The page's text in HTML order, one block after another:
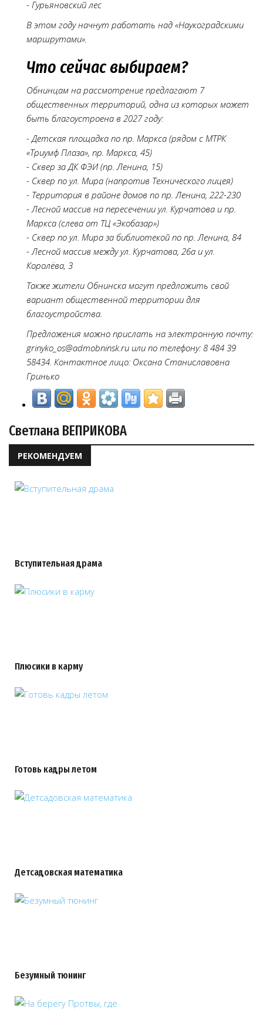
- Гурьяновский лес
В этом году начнут работать над «Наукоградскими
маршрутами».
Что сейчас выбираем?
Обнинцам на рассмотрение предлагают 7
общественных территорий, одна из которых может
быть благоустроена в 2027 году:
- Детская площадка по пр. Маркса (рядом с МТРК
«Триумф Плаза», пр. Маркса, 45)
- Сквер за ДК ФЭИ (пр. Ленина, 15)
- Сквер по ул. Мира (напротив Технического лицея)
- Территория в районе домов по пр. Ленина, 222-230
- Лесной массив на пересечении ул. Курчатова и пр.
Маркса (слева от ТЦ «Экобазар»)
- Сквер по ул. Мира за библиотекой по пр. Ленина, 84
- Лесной массив между ул. Курчатова, 26а и ул.
Королёва, 3
Также жители Обнинска могут предложить свой
вариант общественной территории для
благоустройства.
Предложения можно прислать на электронную почту:
grinyko_os@admobninsk.ru или по телефону: 8 484 39
58434. Контактное лицо: Оксана Станиславовна
Гринько
Светлана ВЕПРИКОВА
РЕКОМЕНДУЕМ
Вступительная драма
Плюсики в карму
Готовь кадры летом
Детсадовская математика
Безумный тюнинг